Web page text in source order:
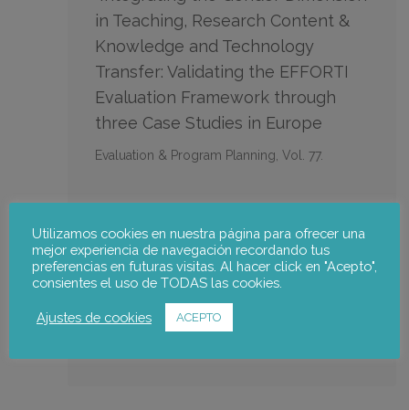
in Teaching, Research Content &
Knowledge and Technology
Transfer: Validating the EFFORTI
Evaluation Framework through
three Case Studies in Europe
Evaluation & Program Planning, Vol. 77.
Rachel Palmén,Maria Caprile
Ir a la publicación
Utilizamos cookies en nuestra página para ofrecer una
mejor experiencia de navegación recordando tus
preferencias en futuras visitas. Al hacer click en "Acepto",
consientes el uso de TODAS las cookies.
Ajustes de cookies ACEPTO